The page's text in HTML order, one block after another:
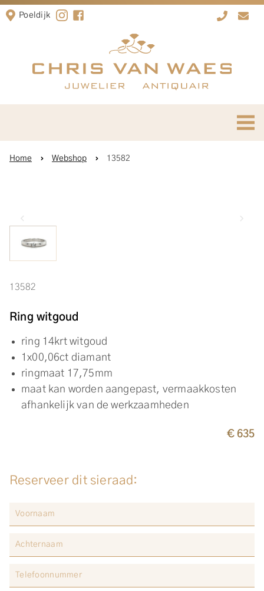
Poeldijk
Home Webshop 13582
13582
Ring witgoud
ring 14krt witgoud
1x00,06ct diamant
ringmaat 17,75mm
maat kan worden aangepast, vermaakkosten
afhankelijk van de werkzaamheden
€ 635
Reserveer dit sieraad: